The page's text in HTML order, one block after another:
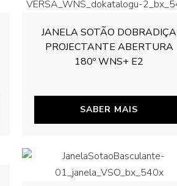
JANELA SOTÃO DOBRADIÇA
PROJECTANTE ABERTURA
180º WNS+ E2
SABER MAIS